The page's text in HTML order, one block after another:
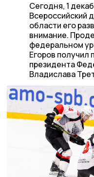
Сегодня, 1
Всероссийский
области его
внимание.
федеральном
Егоров получил
президента
Владислава